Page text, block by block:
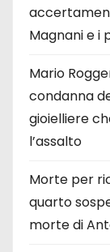
Magnani e i
Mario
condanna
gioielliere
l’assalto
Morte per
quarto
morte di